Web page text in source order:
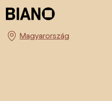
Ország megváltoztatása